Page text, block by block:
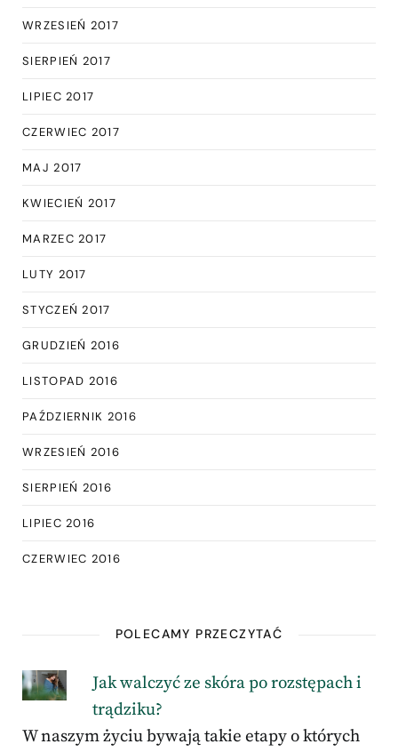
WRZESIEŃ 2017
SIERPIEŃ 2017
LIPIEC 2017
CZERWIEC 2017
MAJ 2017
KWIECIEŃ 2017
MARZEC 2017
LUTY 2017
STYCZEŃ 2017
GRUDZIEŃ 2016
LISTOPAD 2016
PAŹDZIERNIK 2016
WRZESIEŃ 2016
SIERPIEŃ 2016
LIPIEC 2016
CZERWIEC 2016
POLECAMY PRZECZYTAĆ
Jak walczyć ze skóra po rozstępach i
trądziku?
W naszym życiu bywają takie etapy o których